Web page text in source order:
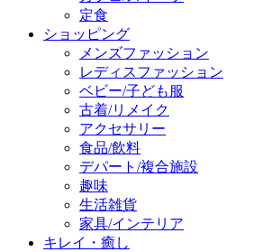
定食
ショッピング
メンズファッション
レディスファッション
ベビー/子ども服
古着/リメイク
アクセサリー
食品/飲料
デパート/複合施設
趣味
生活雑貨
家具/インテリア
キレイ・癒し